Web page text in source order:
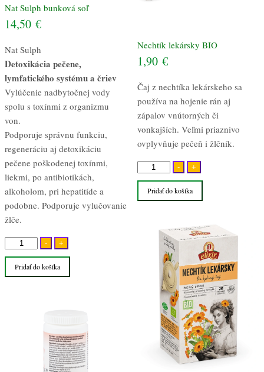
Nat Sulph bunková soľ
14,50 €
Nat Sulph
Detoxikácia pečene,
lymfatického systému a čriev
Vylúčenie nadbytočnej vody
spolu s toxínmi z organizmu
von.
Podporuje správnu funkciu,
regeneráciu aj detoxikáciu
pečene poškodenej toxínmi,
liekmi, po antibiotikách,
alkoholom, pri hepatitíde a
podobne. Podporuje vylučovanie
žlče.
-
množstvo
Nat
Sulph
+
Pridať do košíka
Nechtík lekársky BIO
1,90 €
Čaj z nechtíka lekárskeho sa
používa na hojenie rán aj
zápalov vnútorných či
vonkajších. Veľmi priaznivo
ovplyvňuje pečeň i žlčník.
-
množstvo
Nechtík
lekársky
+
Pridať do košíka